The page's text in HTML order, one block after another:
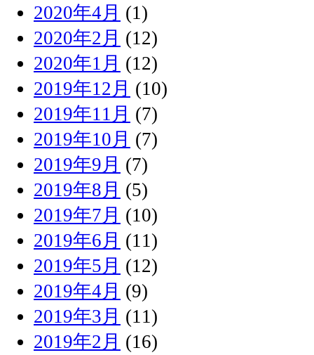
2020年4月 (1)
2020年2月 (12)
2020年1月 (12)
2019年12月 (10)
2019年11月 (7)
2019年10月 (7)
2019年9月 (7)
2019年8月 (5)
2019年7月 (10)
2019年6月 (11)
2019年5月 (12)
2019年4月 (9)
2019年3月 (11)
2019年2月 (16)